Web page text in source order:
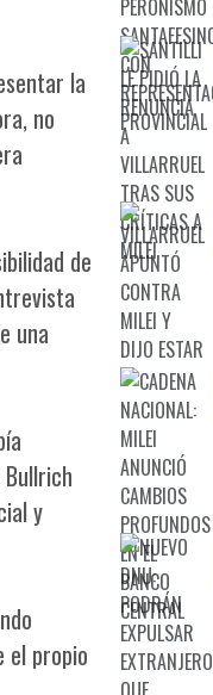
la
no
de
una
y
el propio